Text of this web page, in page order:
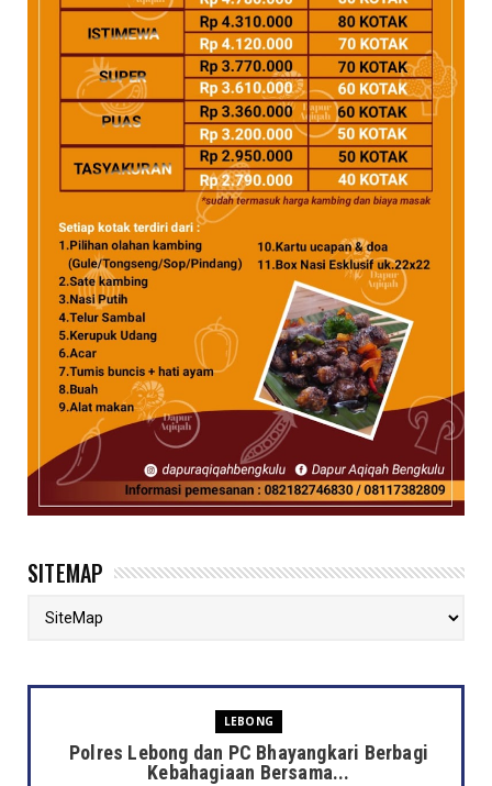
SITEMAP
LEBONG
Polres Lebong dan PC Bhayangkari Berbagi
Kebahagiaan Bersama...